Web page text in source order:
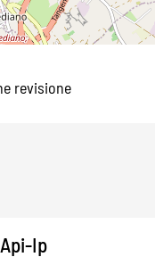
revisione
Api-Ip